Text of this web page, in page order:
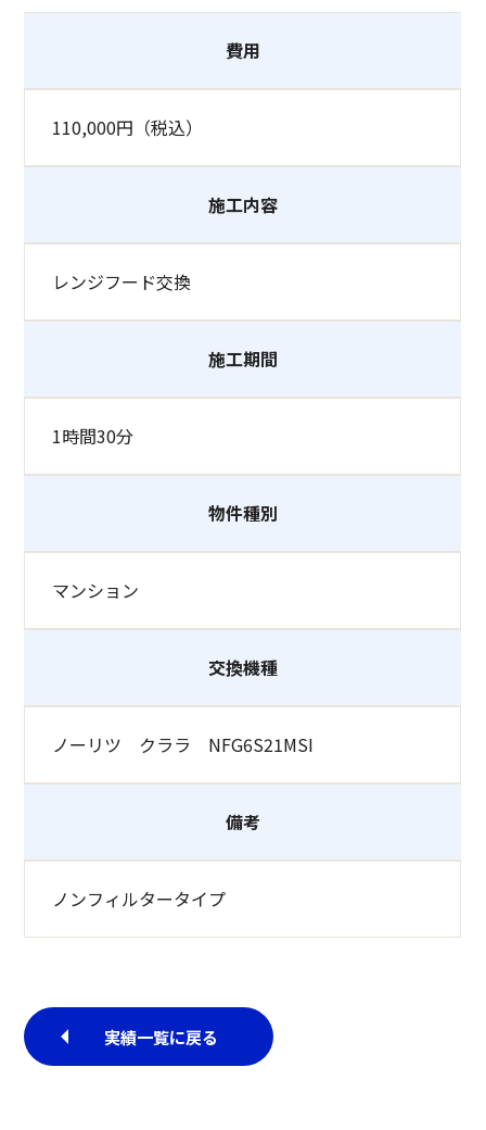
費用
110,000円（税込）
施工内容
レンジフード交換
施工期間
1時間30分
物件種別
マンション
交換機種
ノーリツ クララ NFG6S21MSI
備考
ノンフィルタータイプ
実績一覧に戻る